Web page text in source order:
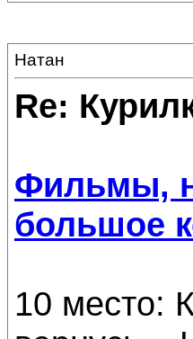
Натан
Re:
Фильмы,
большое
10 место: